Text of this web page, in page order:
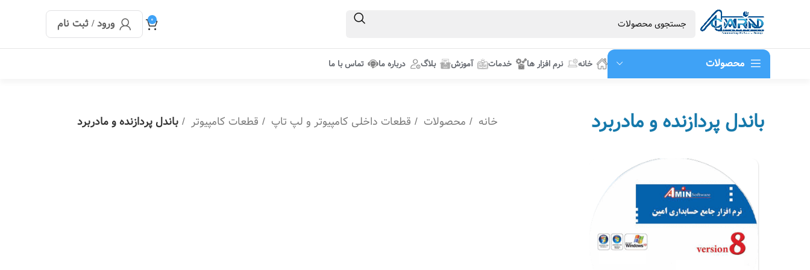
0 ورود / ثبت نام
محصولات خانه نرم افزار ها خدمات آموزش بلاگ درباره ما تماس با ما
باندل پردازنده و مادربرد خانه محصولات قطعات داخلی کامپیوتر و لپ تاپ قطعات کامپیوتر باندل پردازنده و مادربرد